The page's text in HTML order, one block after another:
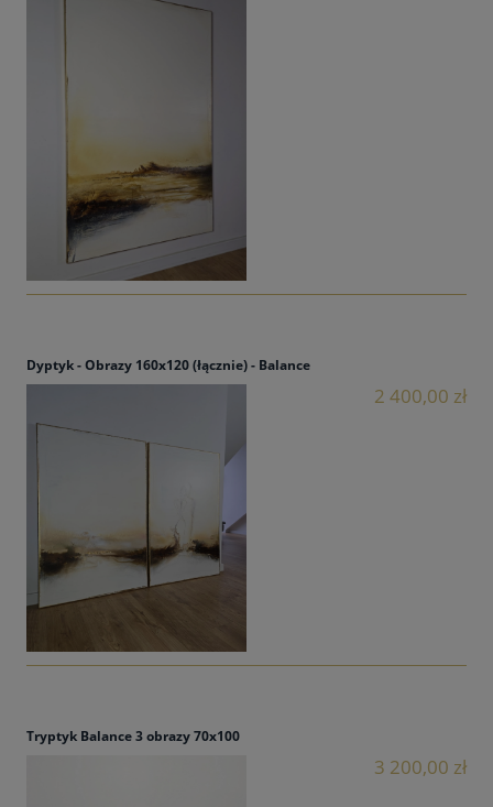
Dyptyk - Obrazy 160x120 (łącznie) - Balance
2 400,00 zł
Tryptyk Balance 3 obrazy 70x100
3 200,00 zł